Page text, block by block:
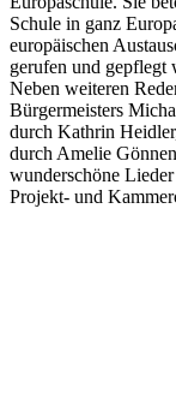
Schule in ganz
europäischen
gerufen und gepflegt
Neben weiteren
Bürgermeisters
durch Kathrin
durch Amelie
wunderschöne
Projekt- und